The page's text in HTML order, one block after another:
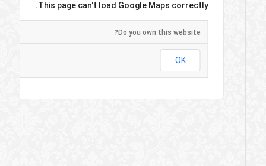
This page can't load Google Maps correctly.
Do you own this website?
OK